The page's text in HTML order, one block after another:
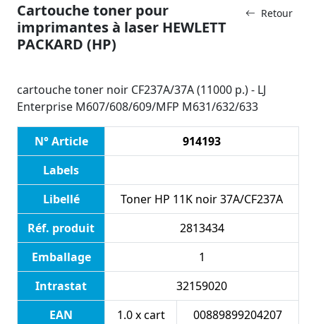
Retour
Cartouche toner pour
imprimantes à laser HEWLETT
PACKARD (HP)
cartouche toner noir CF237A/37A (11000 p.) - LJ
Enterprise M607/608/609/MFP M631/632/633
N° Article
914193
Labels
Libellé
Toner HP 11K noir 37A/CF237A
Réf. produit
2813434
Emballage
1
Intrastat
32159020
EAN
1.0 x cart 00889899204207